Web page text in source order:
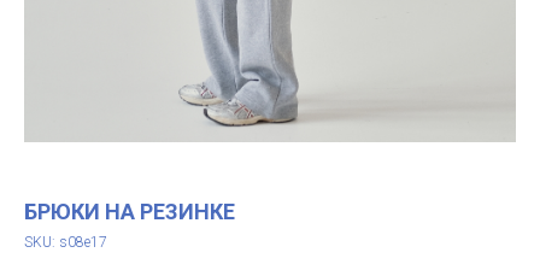
БРЮКИ НА РЕЗИНКЕ
SKU: s08e17